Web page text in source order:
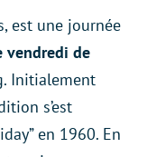
est une journée
vendredi de
Initialement
s’est
en 1960. En